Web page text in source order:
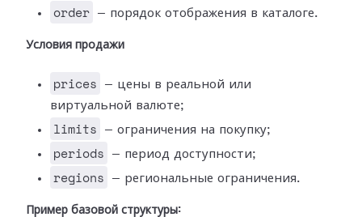
order — порядок отображения в каталоге.
Условия продажи
prices
— цены в реальной или
виртуальной валюте;
limits — ограничения на покупку;
periods — период доступности;
regions — региональные ограничения.
Пример базовой структуры: